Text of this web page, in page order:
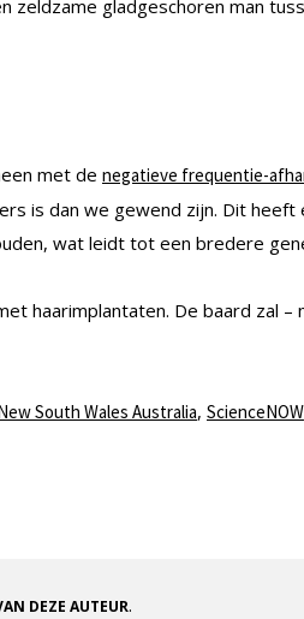
zeldzame gladgeschoren man
met de negatieve frequentie-
is dan we gewend zijn. Dit
wat leidt tot een bredere
haarimplantaten. De baard zal
South Wales Australia, ScienceNOW
DEZE AUTEUR.